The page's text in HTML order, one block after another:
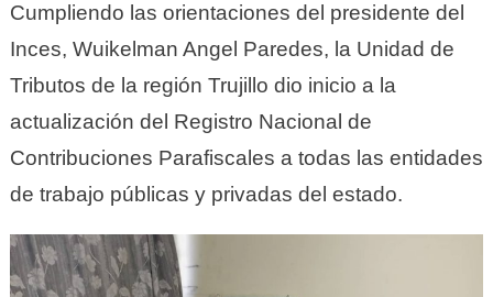
Cumpliendo las orientaciones del presidente del
Inces, Wuikelman Angel Paredes, la Unidad de
Tributos de la región Trujillo dio inicio a la
actualización del Registro Nacional de
Contribuciones Parafiscales a todas las entidades
de trabajo públicas y privadas del estado.